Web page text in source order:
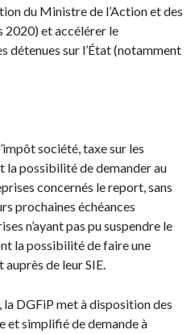
du Ministre de l’Action et des
2020) et accélérer le
détenues sur l’État (notamment
société, taxe sur les
la possibilité de demander au
concernés le report, sans
prochaines échéances
n’ayant pas pu suspendre le
la possibilité de faire une
de leur SIE.
DGFiP met à disposition des
et simplifié de demande à